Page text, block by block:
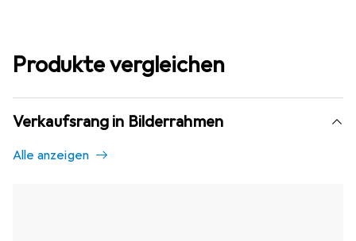
Produkte vergleichen
Verkaufsrang in Bilderrahmen
Alle anzeigen